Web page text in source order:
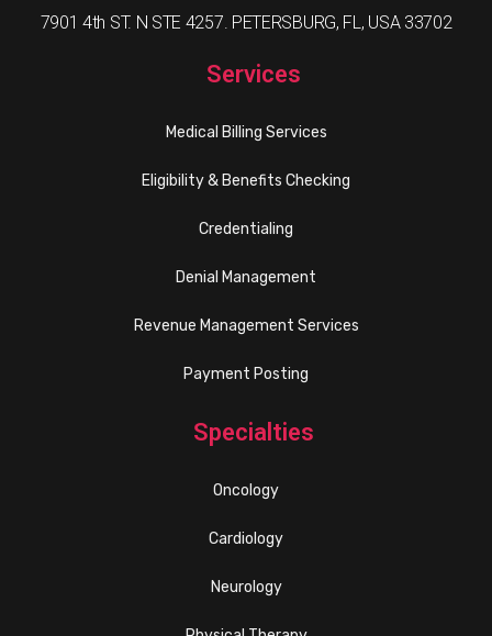
7901 4th ST. N STE 4257. PETERSBURG, FL, USA 33702
Services
Medical Billing Services
Eligibility & Benefits Checking
Credentialing
Denial Management
Revenue Management Services
Payment Posting
Specialties
Oncology
Cardiology
Neurology